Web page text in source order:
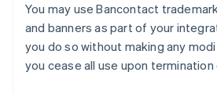
You may use Bancontact
and banners as part of your
you do so without making any
you cease all use upon
スイス
Deutsch FrançaisItalianoEnglish
スウェーデン
Svenska English